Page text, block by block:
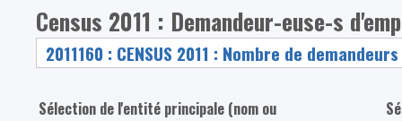
Census 2011 : Demandeur-euse-s
Sélection de l'entité principale (nom ou